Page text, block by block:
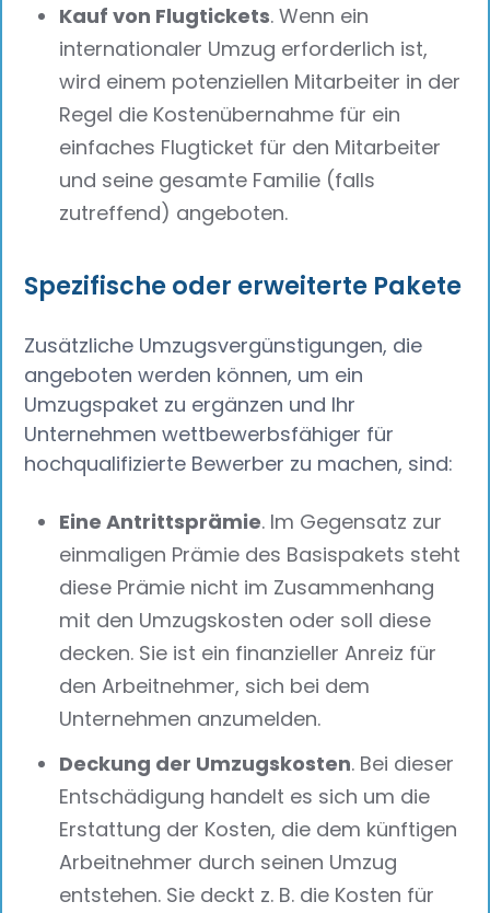
Kauf von Flugtickets. Wenn ein
internationaler Umzug erforderlich ist,
wird einem potenziellen Mitarbeiter in der
Regel die Kostenübernahme für ein
einfaches Flugticket für den Mitarbeiter
und seine gesamte Familie (falls
zutreffend) angeboten.
Spezifische oder erweiterte Pakete
Zusätzliche Umzugsvergünstigungen, die
angeboten werden können, um ein
Umzugspaket zu ergänzen und Ihr
Unternehmen wettbewerbsfähiger für
hochqualifizierte Bewerber zu machen, sind:
Eine Antrittsprämie. Im Gegensatz zur
einmaligen Prämie des Basispakets steht
diese Prämie nicht im Zusammenhang
mit den Umzugskosten oder soll diese
decken. Sie ist ein finanzieller Anreiz für
den Arbeitnehmer, sich bei dem
Unternehmen anzumelden.
Deckung der Umzugskosten. Bei dieser
Entschädigung handelt es sich um die
Erstattung der Kosten, die dem künftigen
Arbeitnehmer durch seinen Umzug
entstehen. Sie deckt z. B. die Kosten für